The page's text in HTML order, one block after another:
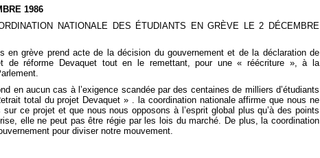
1986
NATIONALE DES ÉTUDIANTS EN GRÈVE LE 2 DÉCEMBRE
en grève prend acte de la décision du gouvernement et de la déclaration de
de réforme Devaquet tout en le remettant, pour une « réécriture », à la
en aucun cas à l’exigence scandée par des centaines de milliers d’étudiants
total du projet Devaquet » . la coordination nationale affirme que nous ne
ce projet et que nous nous opposons à l’esprit global plus qu’à des points
elle ne peut pas être régie par les lois du marché. De plus, la coordination
pour diviser notre mouvement.